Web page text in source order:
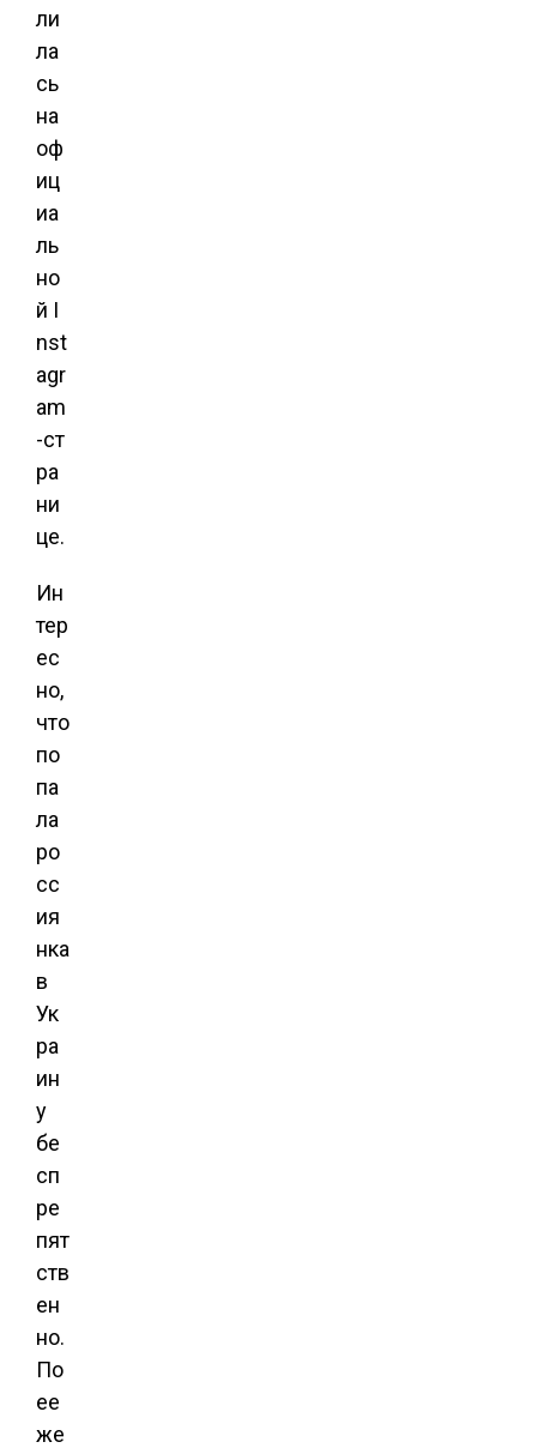
ли
ла
сь
на
оф
иц
иа
ль
но
й I
nst
agr
am
-ст
ра
ни
це.
Ин
тер
ес
но,
что
по
па
ла
ро
сс
ия
нка
в
Ук
ра
ин
у
бе
сп
ре
пят
ств
ен
но.
По
ее
же